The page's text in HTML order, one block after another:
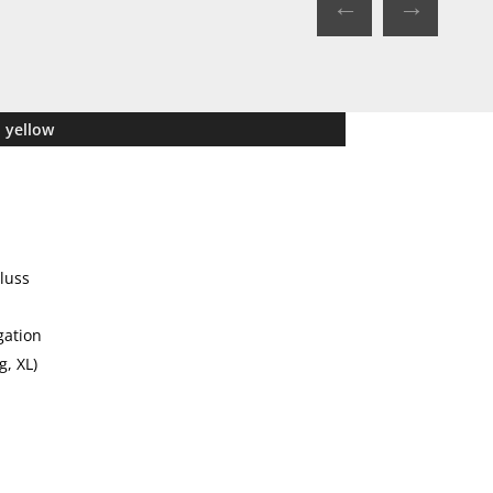
yellow
XL)